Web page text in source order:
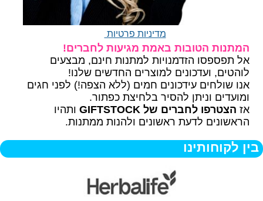
המתנות הטובות באמת מגיעות לחברים!
אל תפספסו הזדמנויות למתנות חינם, מבצעים
לוהטים, ועדכונים למוצרים החדשים שלנו!
אנו שולחים עידכונים חמים (ללא הצפה!) לפני חגים
ומועדים וניתן להסיר בלחיצת כפתור.
אז הצטרפו לחברים של GIFTSTOCK
ותהיו
הראשונים לדעת ראשונים ולהנות ממתנות.
מדיניות פרטיות
בין לקוחותינו